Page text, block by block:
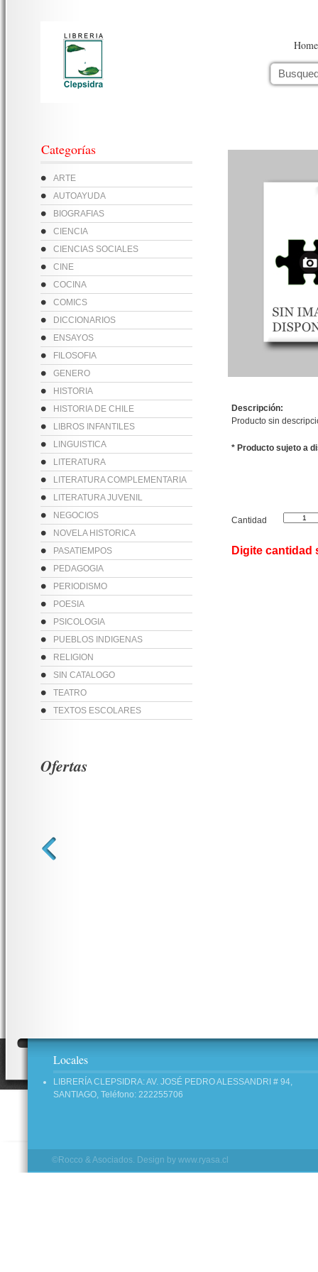
Home
Categorías
ARTE
AUTOAYUDA
BIOGRAFIAS
CIENCIA
CIENCIAS SOCIALES
CINE
COCINA
COMICS
DICCIONARIOS
ENSAYOS
FILOSOFIA
GENERO
HISTORIA
HISTORIA DE CHILE
LIBROS INFANTILES
LINGUISTICA
LITERATURA
LITERATURA COMPLEMENTARIA
LITERATURA JUVENIL
NEGOCIOS
NOVELA HISTORICA
PASATIEMPOS
PEDAGOGIA
PERIODISMO
POESIA
PSICOLOGIA
PUEBLOS INDIGENAS
RELIGION
SIN CATALOGO
TEATRO
TEXTOS ESCOLARES
Descripción:
Producto sin
* Producto sujeto a
Cantidad
Digite
Ofertas
Locales
LIBRERÍA CLEPSIDRA: AV. JOSÉ PEDRO ALESSANDRI # 94,
SANTIAGO, Teléfono: 222255706
©Rocco & Asociados. Design by www.ryasa.cl